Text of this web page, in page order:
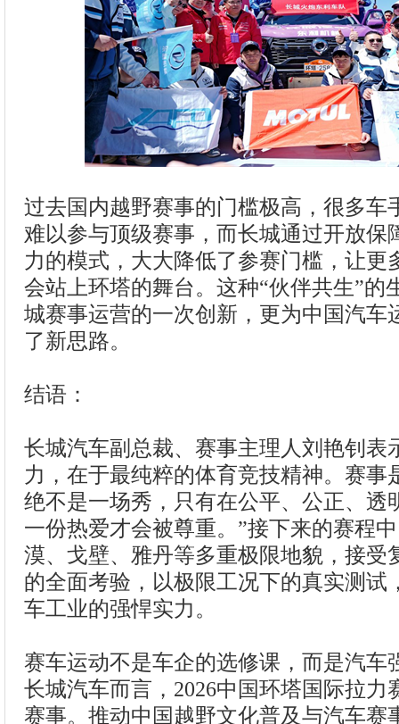
过去国内越野赛事的门槛极高，很多车
难以参与顶级赛事，而长城通过开放保
力的模式，大大降低了参赛门槛，让更
会站上环塔的舞台。这种“伙伴共生”的
城赛事运营的一次创新，更为中国汽车
了新思路。
结语：
长城汽车副总裁、赛事主理人刘艳钊表
力，在于最纯粹的体育竞技精神。赛事
绝不是一场秀，只有在公平、公正、透
一份热爱才会被尊重。”接下来的赛程
漠、戈壁、雅丹等多重极限地貌，接受
的全面考验，以极限工况下的真实测试
车工业的强悍实力。
赛车运动不是车企的选修课，而是汽车
长城汽车而言，2026中国环塔国际拉力
赛事。推动中国越野文化普及与汽车赛